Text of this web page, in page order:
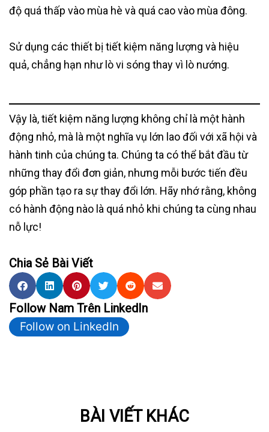
độ quá thấp vào mùa hè và quá cao vào mùa đông.
Sử dụng các thiết bị tiết kiệm năng lượng và hiệu
quả, chẳng hạn như lò vi sóng thay vì lò nướng.
Vậy là, tiết kiệm năng lượng không chỉ là một hành
động nhỏ, mà là một nghĩa vụ lớn lao đối với xã hội và
hành tinh của chúng ta. Chúng ta có thể bắt đầu từ
những thay đổi đơn giản, nhưng mỗi bước tiến đều
góp phần tạo ra sự thay đổi lớn. Hãy nhớ rằng, không
có hành động nào là quá nhỏ khi chúng ta cùng nhau
nỗ lực!
Chia Sẻ Bài Viết
Follow Nam Trên LinkedIn
Follow on LinkedIn
BÀI VIẾT KHÁC